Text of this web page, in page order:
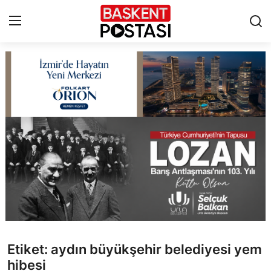
Çerez Politikası
Künye
Ankara
TBMM
Cumhurbaşkanlığı
Etiket: aydın büyükşehir belediyesi yem
hibesi